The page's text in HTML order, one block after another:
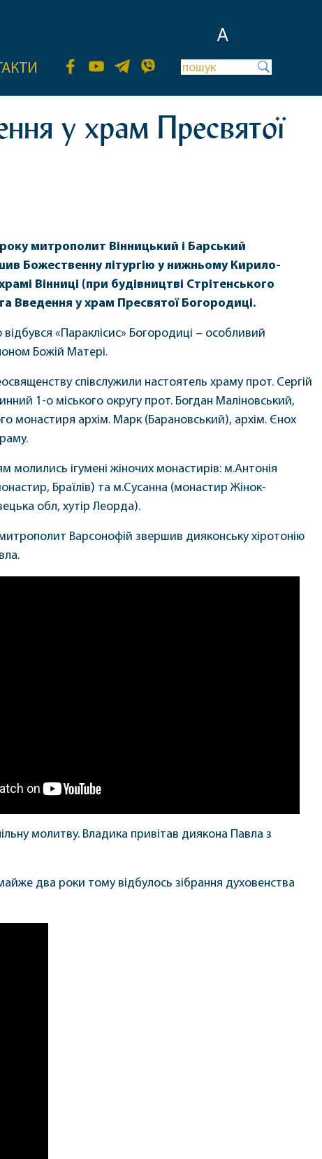
A
у храм Пресвятої
митрополит Вінницький і Барський
Божественну літургію у нижньому Кирило-
Вінниці (при будівництві Стрітенського
Введення у храм Пресвятої Богородиці.
відбувся «Параклісис» Богородиці – особливий
Божій Матері.
співслужили настоятель храму прот. Сергій
1-о міського округу прот. Богдан Маліновський,
монастиря архім. Марк (Барановський), архім. Єнох
молились ігумені жіночих монастирів: м.Антонія
Браїлів) та м.Сусанна (монастир Жінок-
обл, хутір Леорда).
митрополит Варсонофій звершив дияконську хіротонію
молитву. Владика привітав диякона Павла з
два роки тому відбулось зібрання духовенства